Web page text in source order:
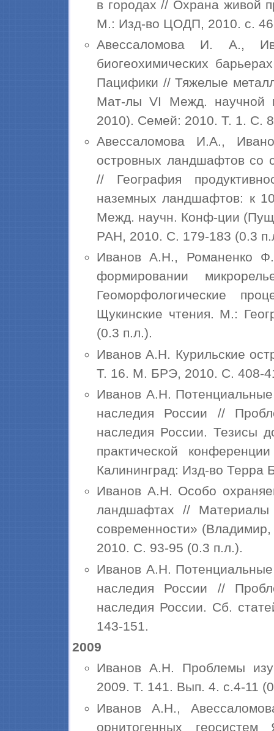
в городах // Охрана живой
М.: Изд-во ЦОДП, 2010. с.
Авессаломова И. А.,
биогеохимических
Пацифики // Тяжелые
Мат-лы VI Межд. научной
2010). Семей: 2010. Т. 1. С.
Авессаломова И.А.,
островных ландшафтов со
// География
наземных ландшафтов: к
Межд. научн. Конф-ции
РАН, 2010. С. 179-183 (0.3
Иванов А.Н., Романенко
формировании
Геоморфологические
Щукинские чтения. М.:
(0.3 п.л.).
Иванов А.Н. Курильские
Т. 16. М. БРЭ, 2010. С. 408-
Иванов А.Н.
наследия России //
наследия России. Тезисы
практической
Калининград: Изд-во Терра
Иванов А.Н. Особо
ландшафтах // Материалы
современности»
2010. С. 93-95 (0.3 п.л.).
Иванов А.Н.
наследия России //
наследия России. Сб.
143-151.
2009
Иванов А.Н. Проблемы
2009. Т. 141. Вып. 4. с.4-11
Иванов А.Н.,
орнитогенных